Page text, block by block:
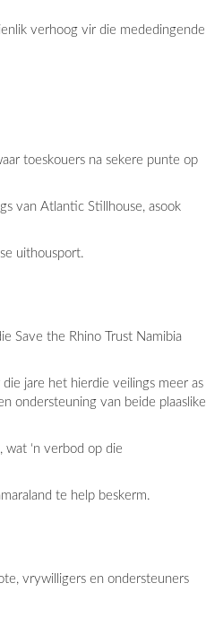
verhoog vir die mededingende
toeskouers na sekere punte op
van Atlantic Stillhouse, asook
uithousport.
Save the Rhino Trust Namibia
jare het hierdie veilings meer as
ondersteuning van beide plaaslike
‘n verbod op die
te help beskerm.
vrywilligers en ondersteuners